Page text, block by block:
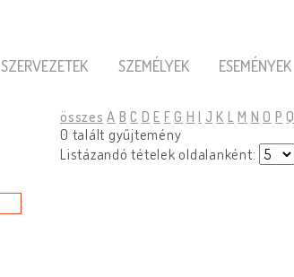
SZERVEZETEK SZEMÉLYEK ESEMÉNYEK
összes A B C D E F G H I J K L M N O P Q
0 talált gyűjtemény
Listázandó tételek oldalanként: